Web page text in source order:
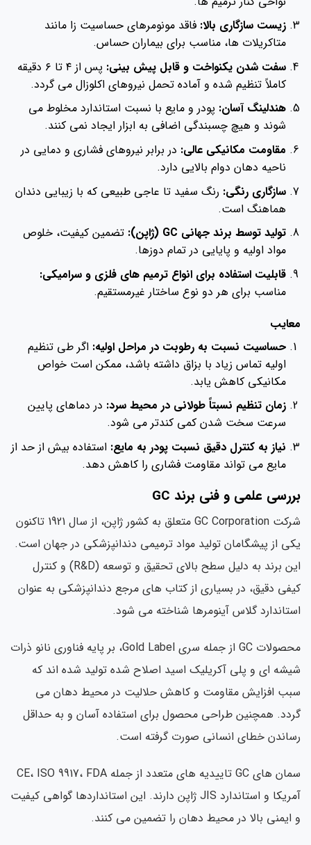
زیست سازگاری بالا: فاقد مونومرهای حساسیت زا مانند
متاکریلات ها، مناسب برای بیماران حساس.
سفت شدن یکنواخت و قابل پیش بینی:
پس از ۴ تا ۶ دقیقه
کاملاً تنظیم شده و آماده تحمل نیروهای اکلوزال می گردد.
هندلینگ آسان: پودر و مایع با نسبت استاندارد مخلوط می
شوند و هیچ چسبندگی اضافی به ابزار ایجاد نمی کنند.
مقاومت مکانیکی عالی: در برابر نیروهای فشاری و دمایی در
ناحیه دهان دوام بالایی دارد.
سازگاری رنگی: رنگ سفید تا عاجی طبیعی که با زیبایی دندان
هماهنگ است.
تولید توسط برند جهانی GC (ژاپن):
تضمین کیفیت، خلوص
مواد اولیه و پایایی در تمام دوزها.
قابلیت استفاده برای انواع ترمیم های فلزی و سرامیکی:
مناسب برای هر دو نوع ساختار غیرمستقیم.
معایب
حساسیت نسبت به رطوبت در مراحل اولیه: اگر طی تنظیم
اولیه تماس زیاد با بزاق داشته باشد، ممکن است خواص
مکانیکی کاهش یابد.
زمان تنظیم نسبتاً طولانی در محیط سرد: در دماهای پایین
سرعت سخت شدن کمی کندتر می شود.
نیاز به کنترل دقیق نسبت پودر به مایع: استفاده بیش از حد از
مایع می تواند مقاومت فشاری را کاهش دهد.
بررسی علمی و فنی برند GC
شرکت GC Corporation متعلق به کشور ژاپن، از سال 1921 تاکنون
یکی از پیشگامان تولید مواد ترمیمی دندانپزشکی در جهان است.
این برند به دلیل سطح بالای تحقیق و توسعه (R&D) و کنترل
کیفی دقیق، در بسیاری از کتاب های مرجع دندانپزشکی به عنوان
استاندارد گلاس آینومرها شناخته می شود.
محصولات GC از جمله سری Gold Label، بر پایه فناوری نانو ذرات
شیشه ای و پلی آکریلیک اسید اصلاح شده تولید شده اند که
سبب افزایش مقاومت و کاهش حلالیت در محیط دهان می
گردد. همچنین طراحی محصول برای استفاده آسان و به حداقل
رساندن خطای انسانی صورت گرفته است.
سمان های GC تاییدیه های متعدد از جمله CE، ISO 9917، FDA
آمریکا و استاندارد JIS ژاپن دارند. این استانداردها گواهی کیفیت
و ایمنی بالا در محیط دهان را تضمین می کنند.